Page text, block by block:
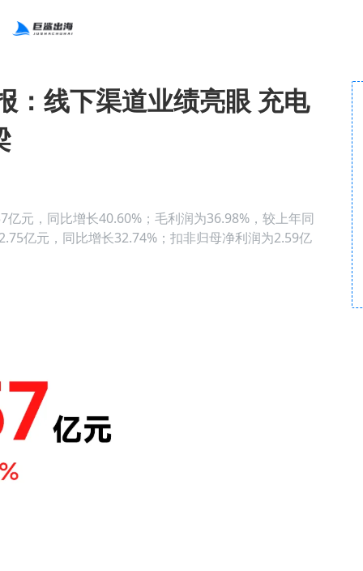
：线下渠道业绩亮眼 充电
元，同比增长40.60%；毛利润为36.98%，较上年同
亿元，同比增长32.74%；扣非归母净利润为2.59亿